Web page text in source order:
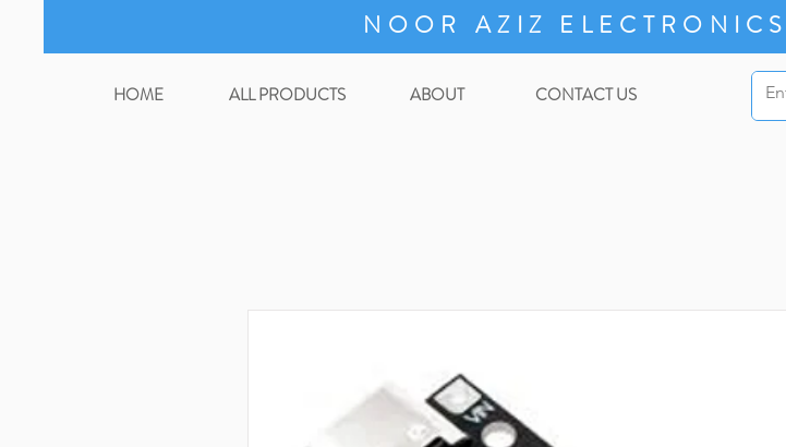
HOME ALL PRODUCTS ABOUT CONTACT US
NOOR AZIZ ELECTRONICS